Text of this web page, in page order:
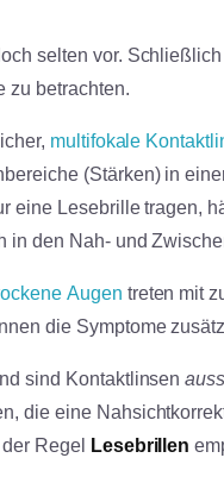
selten vor.
zu betrachten.
multifokale
(Stärken) in
eine Lesebrille tragen,
in den Nah- und
Augen treten mit
die Symptome
sind Kontaktlinsen
die eine
Regel
Lesebrillen